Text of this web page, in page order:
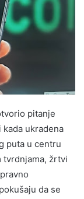
pitanje
ukradena
puta u centru
tvrdnjama, žrtvi
da se